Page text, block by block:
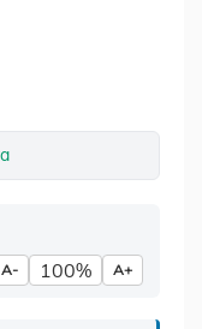
A- 100% A+